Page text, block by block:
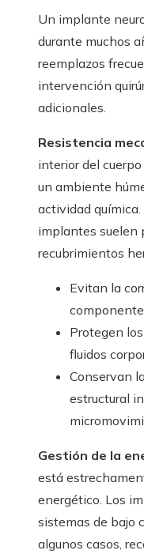
Un implante
durante muchos
reemplazos
intervención
adicionales.
Resistencia
interior del
un ambiente
actividad
implantes suelen
recubrimientos
Evitan la
Protegen
fluidos
Conservan
estructural
Gestión de la
está
energético. Los
sistemas de bajo
algunos casos,